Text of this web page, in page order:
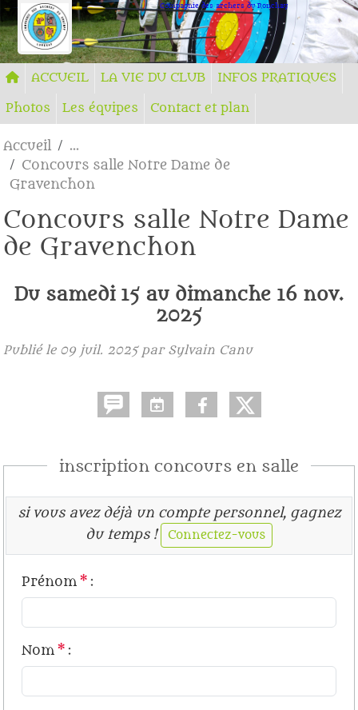
Compagnie des archers du Ronchay
ACCUEIL LA VIE DU CLUB
INFOS PRATIQUES
Photos
Les équipes Contact et plan
Accueil
Concours salle Notre Dame de
Gravenchon
Concours salle Notre Dame
de Gravenchon
Du samedi 15 au dimanche 16 nov.
2025
Publié le 09 juil. 2025par Sylvain Canu
inscription concours en salle
si vous avez déjà un compte personnel, gagnez
du temps !
Connectez-vous
Prénom * :
Nom * :
Panneau de gestion des cookies